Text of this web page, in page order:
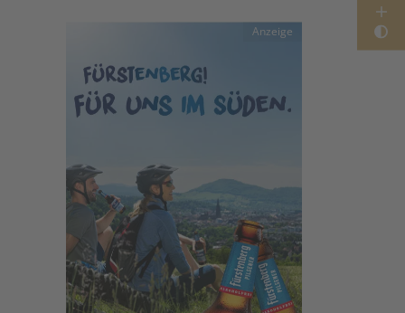
Anzeige